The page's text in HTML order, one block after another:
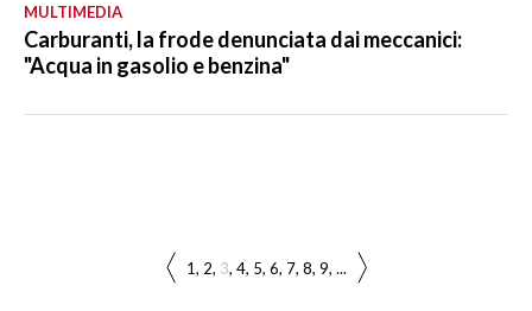
MULTIMEDIA
Carburanti, la frode denunciata dai meccanici:
"Acqua in gasolio e benzina"
1 2 3 4 5 6 7 8 9 ...